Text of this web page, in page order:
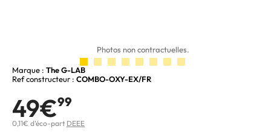
Photos non contractuelles.
Marque : The G-LAB
Ref constructeur : COMBO-OXY-EX/FR
49€99
0,11€ d'éco-part DEEE